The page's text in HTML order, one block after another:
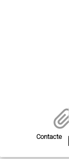
Contacte